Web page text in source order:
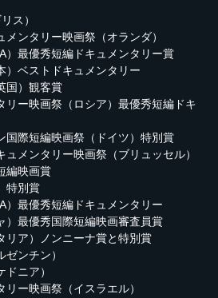
ス）
ンタリー映画祭（オランダ）
）最優秀短編ドキュメンタリー賞
）ベストドキュメンタリー
国）観客賞
リー映画祭（ロシア）最優秀短編ドキ
国際短編映画祭（ドイツ）特別賞
メンタリー映画祭（ブリュッセル）
編映画賞
特別賞
）最優秀短編ドキュメンタリー
）最優秀国際短編映画審査員賞
リア）ノンニーナ賞と特別賞
ンチン）
ニア）
リー映画祭（イスラエル）